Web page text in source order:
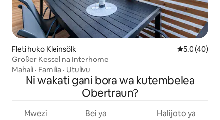
Fleti huko Kleinsölk Ukadiriaji
5.0 (40)
Großer Kessel na Interhome
Mahali · Familia · Utulivu
Ni wakati gani bora wa kutembelea
Obertraun?
Mwezi
Bei ya
Halijoto ya